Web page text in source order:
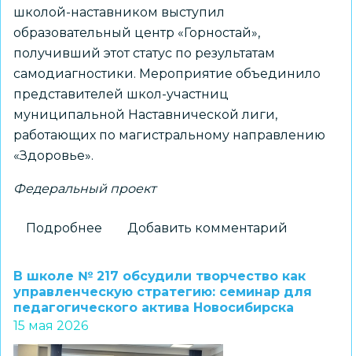
школой-наставником выступил
образовательный центр «Горностай»,
получивший этот статус по результатам
самодиагностики. Мероприятие объединило
представителей школ-участниц
муниципальной Наставнической лиги,
работающих по магистральному направлению
«Здоровье».
Федеральный проект
Подробнее
аудит»:
эффективный
старт
нового
Добавить комментарий
В школе № 217 обсудили творчество как
управленческую стратегию: семинар для
педагогического актива Новосибирска
15 мая 2026